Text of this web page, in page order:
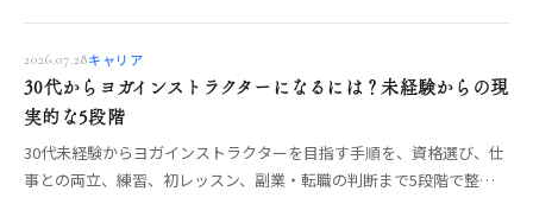
2026.07.28キャリア
30代からヨガインストラクターになるには？未経験からの現
実的な5段階
30代未経験からヨガインストラクターを目指す手順を、資格選び、仕
事との両立、練習、初レッスン、副業・転職の判断まで5段階で整理